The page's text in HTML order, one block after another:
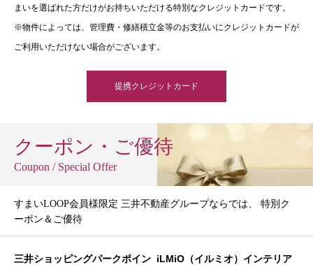
まいを選ばれた方だけがお持ちいただける特別なクレジットカードです。
※物件によっては、管理費・修繕積立金等のお支払いにクレジットカードが
ご利用いただけない場合がございます。
提携クレジットカード
クーポン・ご優待
Coupon / Special Offer
すまいLOOP会員様限定 三井不動産グループならでは、 特別ク
ーポン＆ご優待
三井ショッピングパークポイン iLMiO（イルミオ）インテリア